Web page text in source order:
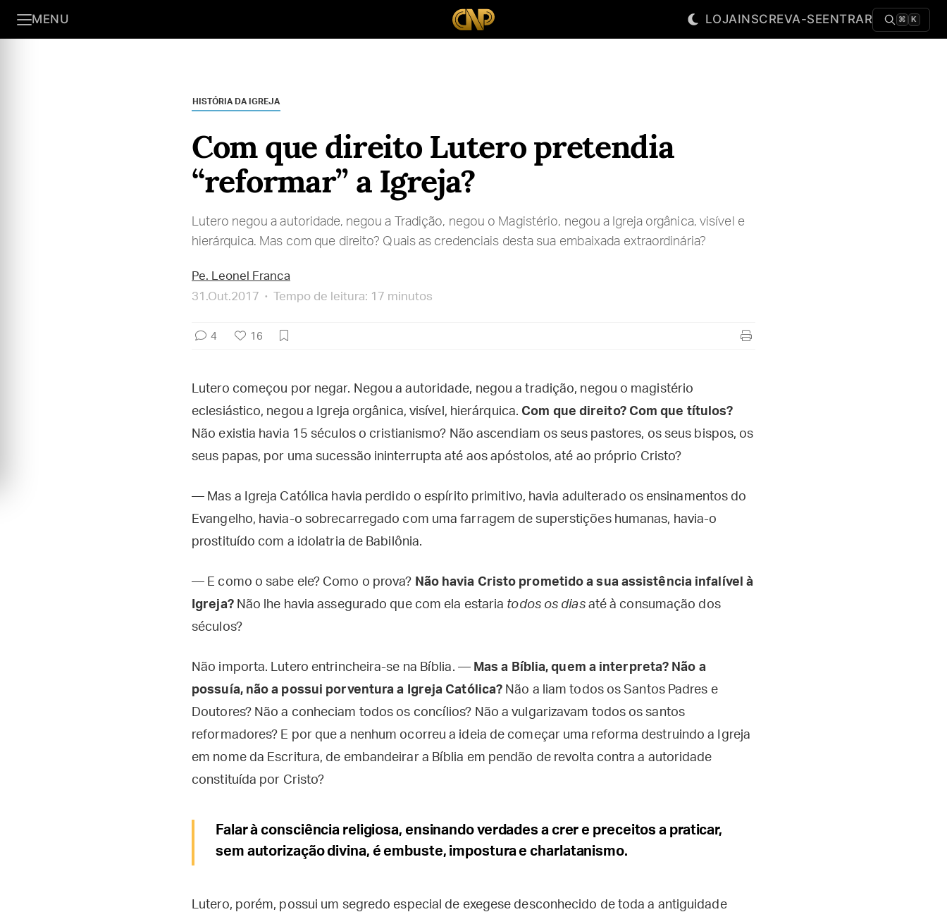
MENU LOJAINSCREVA-SEENTRAR ⌘ K
HISTÓRIA DA IGREJA
Com que direito Lutero pretendia
“reformar” a Igreja?
Lutero negou a autoridade, negou a Tradição, negou o Magistério, negou a Igreja orgânica, visível e
hierárquica. Mas com que direito? Quais as credenciais desta sua embaixada extraordinária?
Pe. Leonel Franca
31.Out.2017
Tempo de leitura: 17 minutos
4 16
Lutero começou por negar. Negou a autoridade, negou a tradição, negou o magistério
eclesiástico, negou a Igreja orgânica, visível, hierárquica. Com que direito? Com que títulos?
Não existia havia 15 séculos o cristianismo? Não ascendiam os seus pastores, os seus bispos, os
seus papas, por uma sucessão ininterrupta até aos apóstolos, até ao próprio Cristo?
— Mas a Igreja Católica havia perdido o espírito primitivo, havia adulterado os ensinamentos do
Evangelho, havia-o sobrecarregado com uma farragem de superstições humanas, havia-o
prostituído com a idolatria de Babilônia.
— E como o sabe ele? Como o prova? Não havia Cristo prometido a sua assistência infalível à
Igreja?Não lhe havia assegurado que com ela estaria todos os diasaté à consumação dos
séculos?
Não importa. Lutero entrincheira-se na Bíblia. — Mas a Bíblia, quem a interpreta? Não a
possuía, não a possui porventura a Igreja Católica? Não a liam todos os Santos Padres e
Doutores? Não a conheciam todos os concílios? Não a vulgarizavam todos os santos
reformadores? E por que a nenhum ocorreu a ideia de começar uma reforma destruindo a Igreja
em nome da Escritura, de embandeirar a Bíblia em pendão de revolta contra a autoridade
constituída por Cristo?
Falar à consciência religiosa, ensinando verdades a crer e preceitos a praticar,
sem autorização divina, é embuste, impostura e charlatanismo.
Lutero, porém, possui um segredo especial de exegese desconhecido de toda a antiguidade